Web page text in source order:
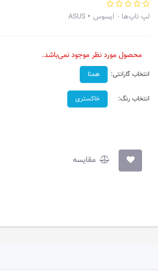
لپ تاپ‌ها ایسوس ‣ ASUS
محصول مورد نظر موجود نمی‌باشد.
انتخاب گارانتی: همتا
انتخاب رنگ: خاکستری
مقایسه